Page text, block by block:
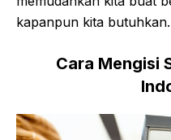
kapanpun kita butuhkan.
Cara Mengisi